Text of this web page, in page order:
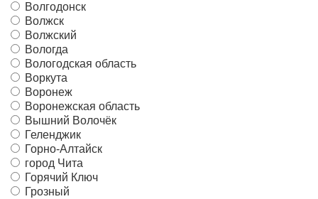
Волгодонск
Волжск
Волжский
Вологда
Вологодская область
Воркута
Воронеж
Воронежская область
Вышний Волочёк
Геленджик
Горно-Алтайск
город Чита
Горячий Ключ
Грозный